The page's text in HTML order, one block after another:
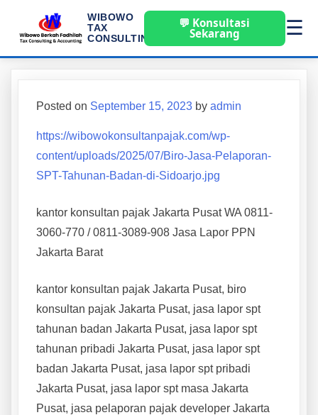
WIBOWO
TAX
CONSULTING
💬 Konsultasi
Sekarang ☰
Posted on September 15, 2023 by admin
https://wibowokonsultanpajak.com/wp-
content/uploads/2025/07/Biro-Jasa-Pelaporan-
SPT-Tahunan-Badan-di-Sidoarjo.jpg
kantor konsultan pajak Jakarta Pusat WA 0811-
3060-770 / 0811-3089-908 Jasa Lapor PPN
Jakarta Barat
kantor konsultan pajak Jakarta Pusat, biro
konsultan pajak Jakarta Pusat, jasa lapor spt
tahunan badan Jakarta Pusat, jasa lapor spt
tahunan pribadi Jakarta Pusat, jasa lapor spt
badan Jakarta Pusat, jasa lapor spt pribadi
Jakarta Pusat, jasa lapor spt masa Jakarta
Pusat, jasa pelaporan pajak developer Jakarta